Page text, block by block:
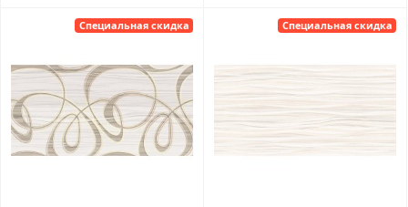
Специальная скидка Специальная скидка